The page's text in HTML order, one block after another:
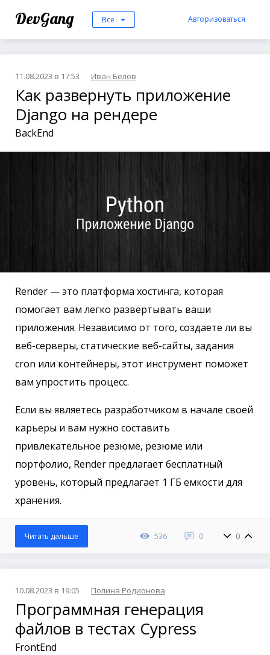
DevGang Все Авторизоваться
11.08.2023 в 17:53 Иван Белов
Как развернуть приложение
Django на рендере
BackEnd
Render — это платформа хостинга, которая
помогает вам легко развертывать ваши
приложения. Независимо от того, создаете ли вы
веб-серверы, статические веб-сайты, задания
cron или контейнеры, этот инструмент поможет
вам упростить процесс.
Если вы являетесь разработчиком в начале своей
карьеры и вам нужно составить
привлекательное резюме, резюме или
портфолио, Render предлагает бесплатный
уровень, который предлагает 1 ГБ емкости для
хранения.
536 0 0
Читать дальше
10.08.2023 в 19:05 Полина Родионова
Программная генерация
файлов в тестах Cypress
FrontEnd